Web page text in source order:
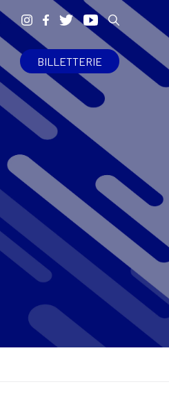
BILLETTERIE